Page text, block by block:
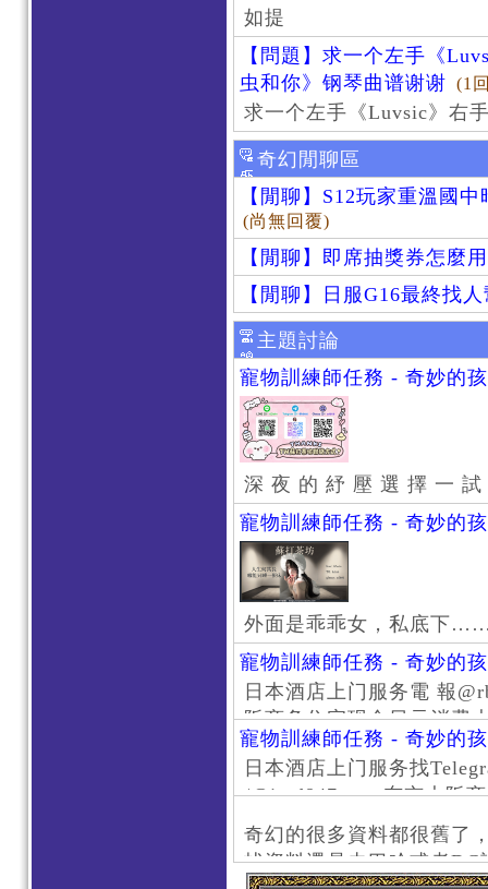
如提
【問題】求一个左手《
虫和你》钢琴曲谱谢谢 (1
求一个左手《Luvsic》右
奇幻閒聊區
【閒聊】S12玩家重溫國
(尚無回覆)
【閒聊】即席抽獎券怎麼
【閒聊】日服G16最終找
主題討論
寵物訓練師任務 - 奇妙的
深 夜 的 紓 壓 選 擇 一
寵物訓練師任務 - 奇妙的
外面是乖乖女，私底下
寵物訓練師任務 - 奇妙的
日本酒店上门服务電 報
阪商务住宅现金日元消费
京风俗 #大阪风俗 #东京
上门服务新宿风俗 #梅田
#日本萝莉 #大阪萝莉 #日
寵物訓練師任務 - 奇妙的
日本酒店上门服务找
/@jptd847utpp 东京大阪
京旅游 #大阪旅游 #东京
东京上门服务 #大阪上门
心斋桥风俗 #日本女孩 #
奇幻的很多資料都很舊了
找資料還是去巴哈或者